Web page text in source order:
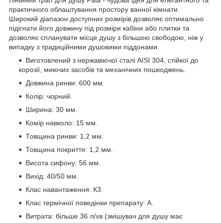
практичного облаштування простору ванної кімнати.
Широкий діапазон доступних розмірів дозволяє оптимально
підігнати його довжину під розміри кабіни або плитки та
дозволяє спланувати місце душу з більшою свободою, ніж у
випадку з традиційними душовими піддонами.
Виготовлений з нержавіючої сталі AISI 304, стійкої до
корозії, миючих засобів та механічних пошкоджень.
Довжина ринви: 600 мм.
Колір: чорний.
Ширина: 30 мм.
Комір навколо: 15 мм.
Товщина ринви: 1,2 мм.
Товщина покриття: 1,2 мм.
Висота сифону: 56 мм.
Вихід: 40/50 мм.
Клас навантаження: К3.
Клас термічної поведінки препарату: A.
Витрата: більше 36 л/хв (змішувач для душу має